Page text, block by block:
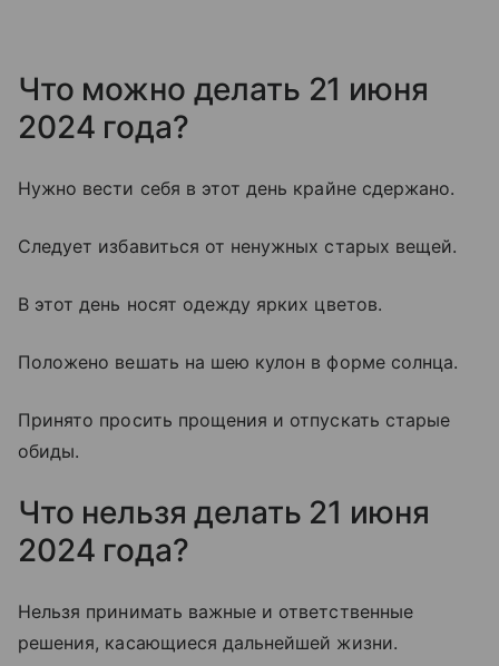
Что можно делать 21 июня
2024 года?
Нужно вести себя в этот день крайне сдержано.
Следует избавиться от ненужных старых вещей.
В этот день носят одежду ярких цветов.
Положено вешать на шею кулон в форме солнца.
Принято просить прощения и отпускать старые
обиды.
Что нельзя делать 21 июня
2024 года?
Нельзя принимать важные и ответственные
решения, касающиеся дальнейшей жизни.